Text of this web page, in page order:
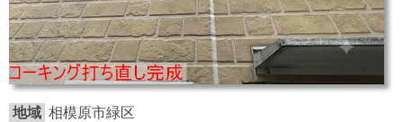
地域 相模原市緑区